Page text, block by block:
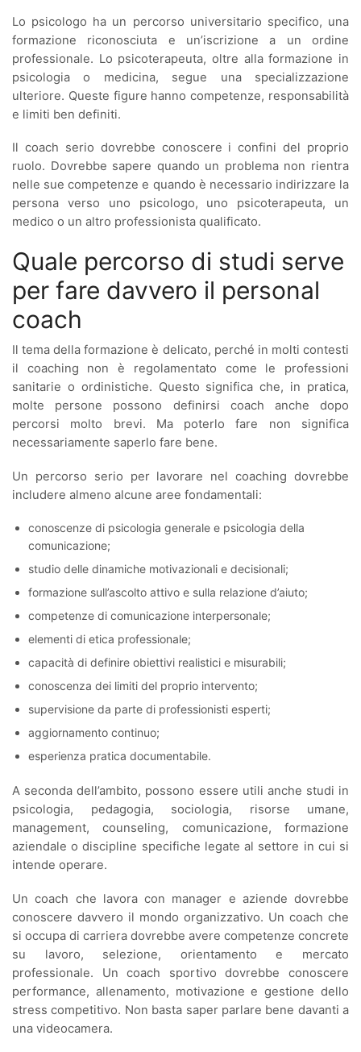
Lo psicologo ha un percorso universitario specifico, una
formazione riconosciuta e un’iscrizione a un ordine
professionale. Lo psicoterapeuta, oltre alla formazione in
psicologia o medicina, segue una specializzazione
ulteriore. Queste figure hanno competenze, responsabilità
e limiti ben definiti.
Il coach serio dovrebbe conoscere i confini del proprio
ruolo. Dovrebbe sapere quando un problema non rientra
nelle sue competenze e quando è necessario indirizzare la
persona verso uno psicologo, uno psicoterapeuta, un
medico o un altro professionista qualificato.
Quale percorso di studi serve
per fare davvero il personal
coach
Il tema della formazione è delicato, perché in molti contesti
il coaching non è regolamentato come le professioni
sanitarie o ordinistiche. Questo significa che, in pratica,
molte persone possono definirsi coach anche dopo
percorsi molto brevi. Ma poterlo fare non significa
necessariamente saperlo fare bene.
Un percorso serio per lavorare nel coaching dovrebbe
includere almeno alcune aree fondamentali:
conoscenze di psicologia generale e psicologia della
comunicazione;
studio delle dinamiche motivazionali e decisionali;
formazione sull’ascolto attivo e sulla relazione d’aiuto;
competenze di comunicazione interpersonale;
elementi di etica professionale;
capacità di definire obiettivi realistici e misurabili;
conoscenza dei limiti del proprio intervento;
supervisione da parte di professionisti esperti;
aggiornamento continuo;
esperienza pratica documentabile.
A seconda dell’ambito, possono essere utili anche studi in
psicologia, pedagogia, sociologia, risorse umane,
management, counseling, comunicazione, formazione
aziendale o discipline specifiche legate al settore in cui si
intende operare.
Un coach che lavora con manager e aziende dovrebbe
conoscere davvero il mondo organizzativo. Un coach che
si occupa di carriera dovrebbe avere competenze concrete
su lavoro, selezione, orientamento e mercato
professionale. Un coach sportivo dovrebbe conoscere
performance, allenamento, motivazione e gestione dello
stress competitivo. Non basta saper parlare bene davanti a
una videocamera.